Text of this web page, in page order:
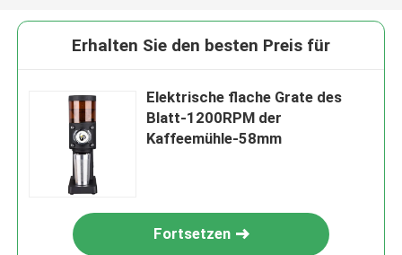
Erhalten Sie den besten Preis für
Elektrische flache Grate des
Blatt-1200RPM der
Kaffeemühle-58mm
Fortsetzen